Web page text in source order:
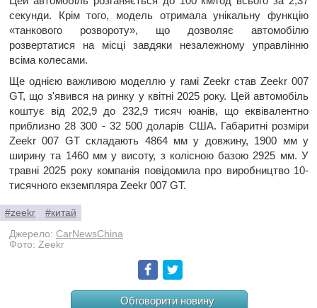
секунди. Крім того, модель отримала унікальну функцію
«танкового розвороту», що дозволяє автомобілю
розвертатися на місці завдяки незалежному управлінню
всіма колесами.
Ще однією важливою моделлю у гамі Zeekr став Zeekr 007
GT, що з'явився на ринку у квітні 2025 року. Цей автомобіль
коштує від 202,9 до 232,9 тисяч юанів, що еквівалентно
приблизно 28 300 - 32 500 доларів США. Габаритні розміри
Zeekr 007 GT складають 4864 мм у довжину, 1900 мм у
ширину та 1460 мм у висоту, з колісною базою 2925 мм. У
травні 2025 року компанія повідомила про виробництво 10-
тисячного екземпляра Zeekr 007 GT.
#zeekr
#китай
Джерело: CarNewsChina
Фото: Zeekr
Facebook
Обговорити новину